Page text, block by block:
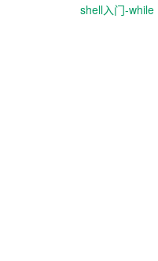
shell入门-while